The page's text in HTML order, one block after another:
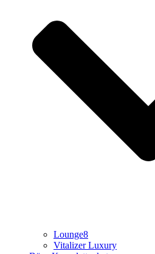
Lounge8
Vitalizer Luxury